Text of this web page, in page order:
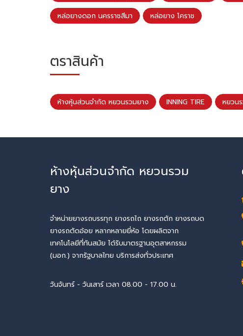
หล่อยางดอก นครราชสีมา หล่อยาง โคราช
ตราสินค้า
ห้างหุ้นส่วนจำกัด หยวนรวมยาง INNING TIRE หยวน
ห้างหุ้นส่วนจำกัด หยวนรวม
ยาง
จำหน่ายยางรถบรรทุก ยางรถไถ ยางรถตัก ยางรถบด
ยางรถตัดอ้อย หลากหลายยี่ห้อ โดยผลิตจาก
เทคโนโลยีที่ทันสมัย ได้รับมาตรฐานอุตสาหกรรม
(มอก.) จากรัฐบาลไทย บริการส่งทั่วประเทศ
วันจันทร์ - วันเสาร์ เวลา 08.00 - 17.00 น.